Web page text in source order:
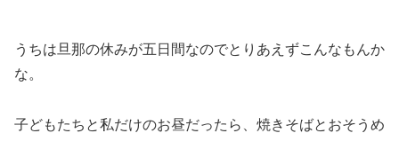
うちは旦那の休みが五日間なのでとりあえずこんなもんか
な。
子どもたちと私だけのお昼だったら、焼きそばとおそうめ